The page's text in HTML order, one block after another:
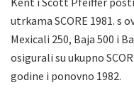
utrkama SCORE 1981. s
Mexicali 250, Baja 500 i
osigurali su ukupno
godine i ponovno 1982.